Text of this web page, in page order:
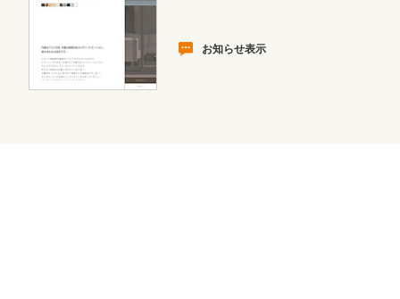
お知らせ表示